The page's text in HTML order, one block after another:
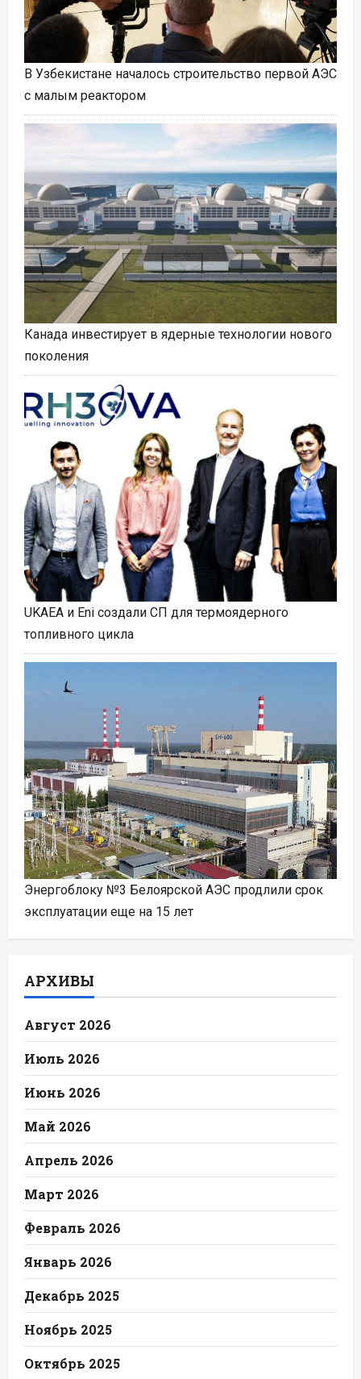
В Узбекистане началось строительство первой АЭС
с малым реактором
Канада инвестирует в ядерные технологии нового
поколения
UKAEA и Eni создали СП для термоядерного
топливного цикла
Энергоблоку №3 Белоярской АЭС продлили срок
эксплуатации еще на 15 лет
АРХИВЫ
Август 2026
Июль 2026
Июнь 2026
Май 2026
Апрель 2026
Март 2026
Февраль 2026
Январь 2026
Декабрь 2025
Ноябрь 2025
Октябрь 2025